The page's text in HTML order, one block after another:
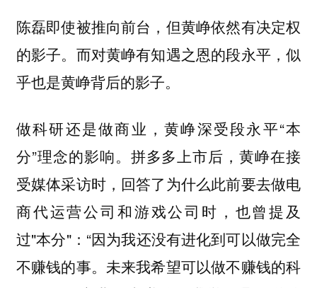
陈磊即使被推向前台，但黄峥依然有决定权
的影子。而对黄峥有知遇之恩的段永平，似
乎也是黄峥背后的影子。
做科研还是做商业，黄峥深受段永平“本
分”理念的影响。拼多多上市后，黄峥在接
受媒体采访时，回答了为什么此前要去做电
商代运营公司和游戏公司时，也曾提及
过"本分"：“因为我还没有进化到可以做完全
不赚钱的事。未来我希望可以做不赚钱的科